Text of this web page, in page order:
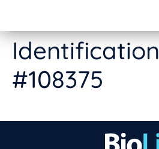
Identification
#108375